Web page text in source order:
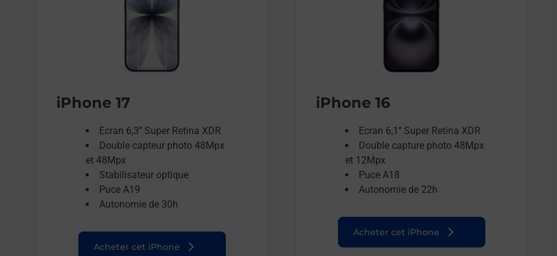
iPhone 17
Ecran 6,3’’ Super Retina XDR
Double capteur photo 48Mpx
et 48Mpx
Stabilisateur optique
Puce A19
Autonomie de 30h
Acheter cet iPhone
iPhone 16
Ecran 6,1’’ Super Retina XDR
Double capture photo 48Mpx
et 12Mpx
Puce A18
Autonomie de 22h
Acheter cet iPhone